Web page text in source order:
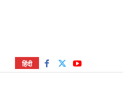
हिंदी